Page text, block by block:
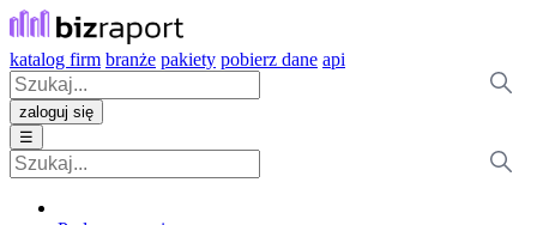
katalog firm branże pakiety pobierz dane api
zaloguj się
☰